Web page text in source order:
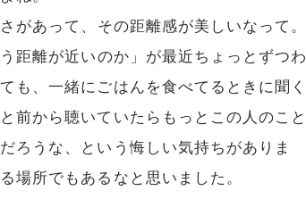
があって、その距離感が美しいなって。
距離が近いのか」が最近ちょっとずつわ
も、一緒にごはんを食べてるときに聞く
前から聴いていたらもっとこの人のこと
ろうな、という悔しい気持ちがありま
場所でもあるなと思いました。